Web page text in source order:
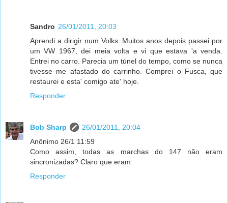
Sandro 26/01/2011, 20:03
Aprendi a dirigir num Volks. Muitos anos depois passei por
um VW 1967, dei meia volta e vi que estava 'a venda.
Entrei no carro. Parecia um túnel do tempo, como se nunca
tivesse me afastado do carrinho. Comprei o Fusca, que
restaurei e esta' comigo ate' hoje.
Responder
Bob Sharp
26/01/2011, 20:04
Anônimo 26/1 11:59
Como assim, todas as marchas do 147 não eram
sincronizadas? Claro que eram.
Responder